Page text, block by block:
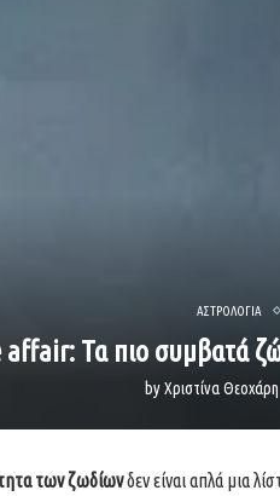
ΑΣΤΡΟΛΟΓΙΑ
affair: Τα πιο συμβατά
byΧριστίνα Θεοχάρη
των ζωδίωνδεν είναι απλά μια